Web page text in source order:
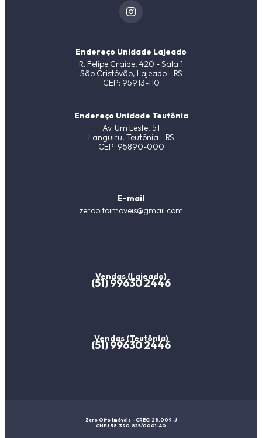
Endereço Unidade Lajeado
R. Felipe Craide, 420 - Sala 1
São Cristóvão, Lajeado - RS
CEP: 95913-110
Endereço Unidade Teutônia
Av. Um Leste, 51
Languiru, Teutônia - RS
CEP: 95890-000
E-mail
zerooitoimoveis@gmail.com
Vendas (Lajeado)
(51) 99630 2446
Vendas (Teutônia)
(51) 99630 2446
Zero Oito Imóveis - CRECI 28.009-J
CNPJ 58.390.825/0001-40